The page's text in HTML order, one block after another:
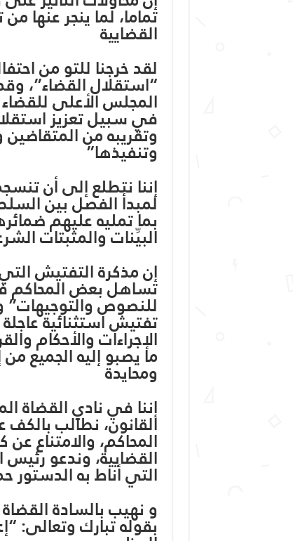
تماما، لما ينجر عنها
القضايية
لقد خرجنا للتو من
“استقلال القضاء”،
المجلس الأعلى
في سبيل تعزيز
وتقريبه من المتقاضين
وتنفيذها”
إننا نتطلع إلى أن
لمبدأ الفصل بين
بما تمليه عليهم
البيِّنات والمثبتات
إن مذكرة التفتيش
تساهل بعض المحاكم
للنصوص والتوجيهات”
تفتيش استثنائية
الإجراءات والأحكام
ما يصبو إليه الجميع
ومحايدة
إننا في نادي القضاة
القانون، نطالب
المحاكم، والامتناع
القضايية، وندعو
التي أناط به الدستور
و نهيب بالسادة
بقوله تبارك وتعالى: